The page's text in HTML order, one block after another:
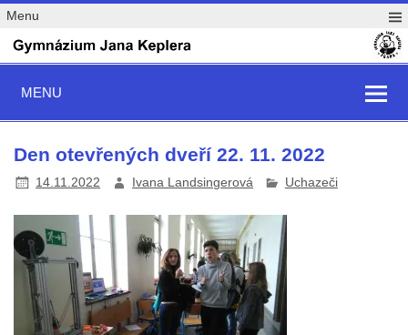
Menu
MENU
Den otevřených dveří 22. 11. 2022
14.11.2022 Ivana Landsingerová Uchazeči